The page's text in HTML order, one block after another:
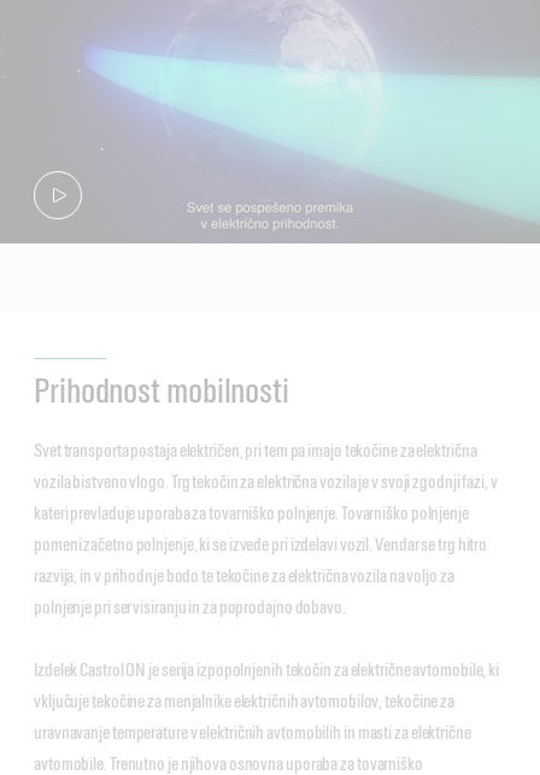
Prihodnost mobilnosti
Svet transporta postaja električen, pri tem pa imajo tekočine za električna
vozila bistveno vlogo. Trg tekočin za električna vozila je v svoji zgodnji fazi, v
kateri prevladuje uporaba za tovarniško polnjenje. Tovarniško polnjenje
pomeni začetno polnjenje, ki se izvede pri izdelavi vozil. Vendar se trg hitro
razvija, in v prihodnje bodo te tekočine za električna vozila na voljo za
polnjenje pri servisiranju in za poprodajno dobavo.
Izdelek Castrol ON je serija izpopolnjenih tekočin za električne avtomobile, ki
vključuje tekočine za menjalnike električnih avtomobilov, tekočine za
uravnavanje temperature v električnih avtomobilih in masti za električne
avtomobile. Trenutno je njihova osnovna uporaba za tovarniško